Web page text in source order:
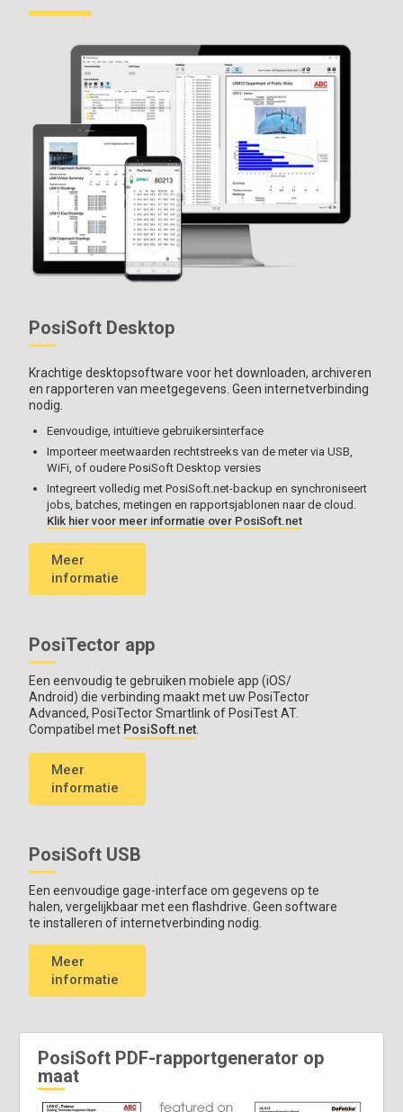
Standard Modellen
Inclusief ALLE functies zoals hierboven getoond plus...
Opslag van 1.000 metingen per sonde - opgeslagen
metingen kunnen worden bekeken of gedownload
Advanced Modellen
Inclusief ALLE functies zoals hierboven getoond plus...
Opslag van 250.000 metingen van meerdere sondes in
maximaal 1.000 batches
Trendgrafieken geven de metingen in real-time weer
Toetsenbord met aanraakscherm voor snel
hernoemen van batches
, toevoegen van notities en meer
WiFi-technologiesynchroniseert draadloos met
een mobiel apparaat met de PosiTector App of optionele
draagbare printer. BLE API beschikbaar voor integratie in
software van derden.
Integratie met software van derden
, drones, ROV's, PLC's
en robotapparaten met behulp van diverse
Metingen van dikte, profiel, milieuzoutvervuiling, hardheid en
wanddikte opslaan in afzonderlijke batches
Zie desondecompatibiliteitstabelvoor meer informatie.
Alle meters worden geleverd
instructies, beschermende draagtas, beschermende
lensbescherming, lang kalibratiecertificaat herleidbaar naar
NIST, USB-kabel, twee jaar garantie.
AFMETTING*:
GEWICHT*:137 g 4.9 oz.) zonder batterijen
*Afmetingen en gewicht zijn alleen voor de PosiTector
PosiSoft Desktop
Krachtige desktopsoftware voor het downloaden, archiveren
en rapporteren van meetgegevens. Geen internetverbinding
nodig.
Eenvoudige, intuïtieve gebruikersinterface
Importeer meetwaarden rechtstreeks van de meter via USB,
WiFi, of oudere PosiSoft Desktop versies
Integreert volledig met PosiSoft.net-backup en synchroniseert
jobs, batches, metingen en rapportsjablonen naar de cloud.
Klik hier voor meer informatie over PosiSoft.net
Meer
informatie
PosiTector app
Een eenvoudig te gebruiken mobiele app (iOS/
Android) die verbinding maakt met uw PosiTector
Advanced, PosiTector Smartlink of PosiTest AT.
Compatibel met PosiSoft.net
Meer
informatie
PosiSoft USB
Een eenvoudige gage-interface om gegevens op te
halen, vergelijkbaar met een flashdrive. Geen software
te installeren of internetverbinding nodig.
Meer
informatie
PosiSoft PDF-rapportgenerator op
maat